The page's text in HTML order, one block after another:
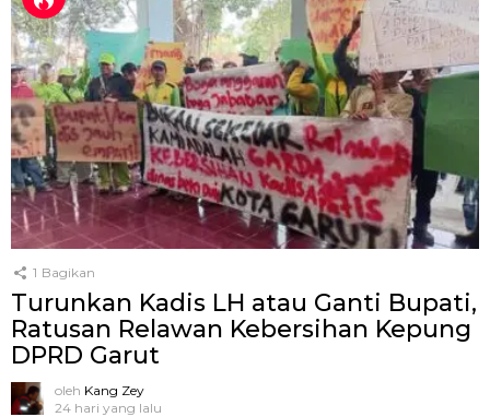
1 Bagikan
Turunkan Kadis LH atau Ganti Bupati,
Ratusan Relawan Kebersihan Kepung
DPRD Garut
oleh Kang Zey
24 hari yang lalu